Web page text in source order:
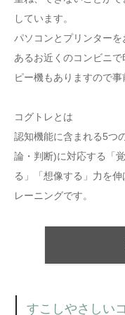
しています。
パソコンとプリンター
あるお近くのコンビニ
ピー機もありますので
コグトレとは
認知機能に含まれる5つ
論・判断)に対応する「
る」「想像する」力を
レーニングです。
すこしやさしい